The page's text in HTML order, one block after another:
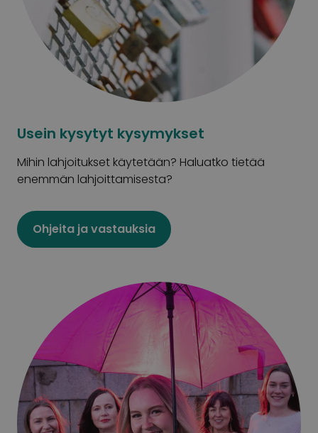
Usein kysytyt kysymykset
Mihin lahjoitukset käytetään? Haluatko tietää
enemmän lahjoittamisesta?
Ohjeita ja vastauksia